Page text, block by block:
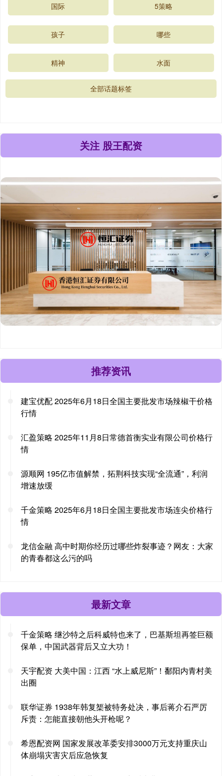
国际 5策略
孩子 哪些
精神 水面
全部话题标签
关注 股王配资
推荐资讯
建宝优配 2025年6月18日全国主要批发市场辣椒干价格
行情
汇盈策略 2025年11月8日常德首衡实业有限公司价格行
情
源顺网 195亿市值解禁，拓荆科技实现“全流通”，利润
增速放缓
千金策略 2025年6月18日全国主要批发市场连尖价格行
情
龙信金融 高中时期你经历过哪些炸裂事迹？网友：大家
的青春都这么污的吗
最新文章
千金策略 继沙特之后科威特也来了，巴基斯坦再签巨额
保单，中国武器背后又立大功！
天宇配资 大美中国：江西 “水上威尼斯”！鄱阳内青村美
出圈
联华证券 1938年韩复榘被特务处决，事后蒋介石严厉
斥责：怎能直接朝他头开枪呢？
希恩配资网 国家发展改革委安排3000万元支持重庆山
体崩塌灾害灾后应急恢复